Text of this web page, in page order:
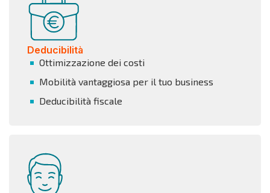
Deducibilità
Ottimizzazione dei costi
Mobilità vantaggiosa per il tuo business
Deducibilità fiscale